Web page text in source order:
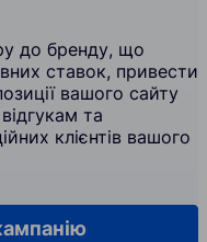
до бренду, що
ставок, привести
вашого сайту
та
клієнтів вашого